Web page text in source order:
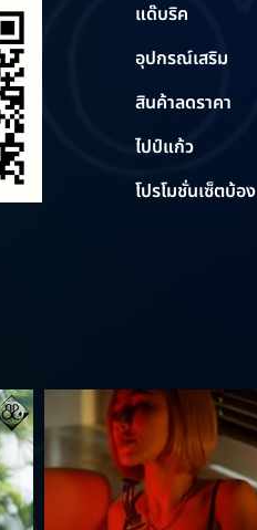
แด๊บริค
อุปกรณ์เสริม
สินค้าลดราคา
ไปป์แก้ว
โปรโมชั่นเซ็ตบ้อง